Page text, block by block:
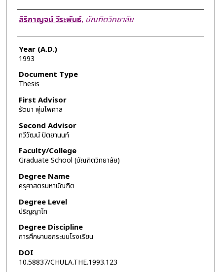
Author
สิริกาญจน์ วีระพันธ์, บัณฑิตวิทยาลัย
Year (A.D.)
1993
Document Type
Thesis
First Advisor
รัตนา พุ่มไพศาล
Second Advisor
ทวีวัฒน์ ปิตยานนท์
Faculty/College
Graduate School (บัณฑิตวิทยาลัย)
Degree Name
ครุศาสตรมหาบัณฑิต
Degree Level
ปริญญาโท
Degree Discipline
การศึกษานอกระบบโรงเรียน
DOI
10.58837/CHULA.THE.1993.123